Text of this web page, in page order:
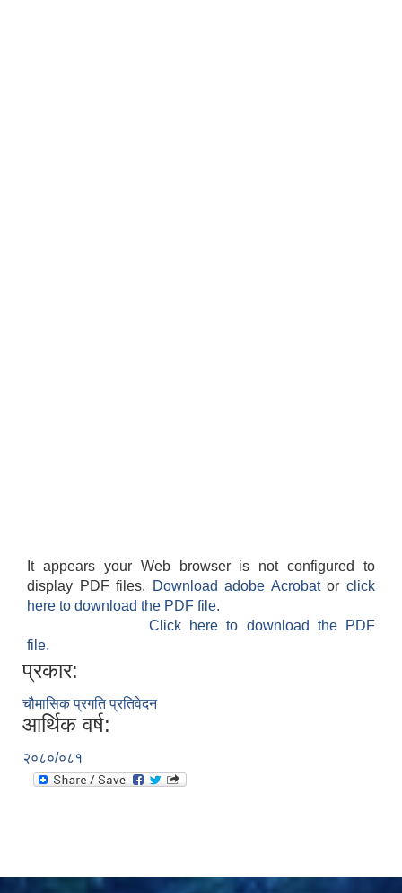
It appears your Web browser is not configured to
display PDF files.
Download adobe Acrobatorclick
here to download the PDF file.
Click here to download the PDF
file.
प्रकार:
चौमासिक प्रगति प्रतिवेदन
आर्थिक वर्ष:
२०८०/०८१